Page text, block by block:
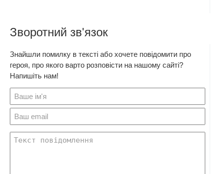
Зворотний зв'язок
Знайшли помилку в тексті або хочете повідомити про
героя, про якого варто розповісти на нашому сайті?
Напишіть нам!